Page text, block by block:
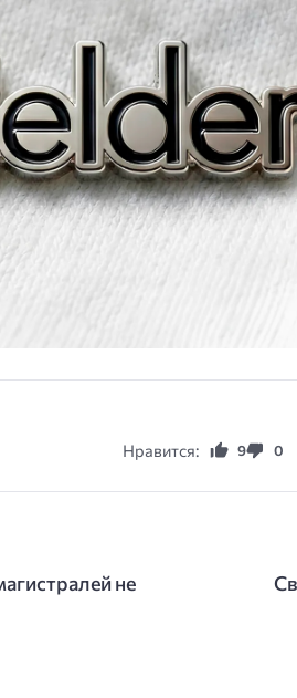
Нравится: 9 0
не